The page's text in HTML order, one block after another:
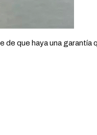
que haya una garantía